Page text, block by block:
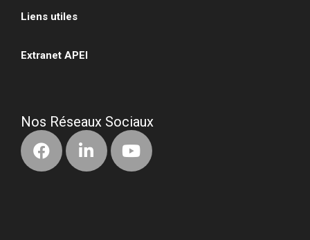
Liens utiles
Extranet APEI
Nos Réseaux Sociaux